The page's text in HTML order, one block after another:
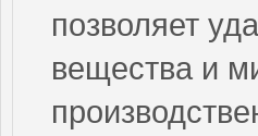
позволяет
вещества и